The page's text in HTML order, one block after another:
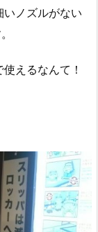
ノズルがない
えるなんて！